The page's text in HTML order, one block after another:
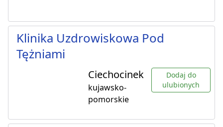
Klinika Uzdrowiskowa Pod
Tężniami
Ciechocinek
kujawsko-
pomorskie
Dodaj do
ulubionych